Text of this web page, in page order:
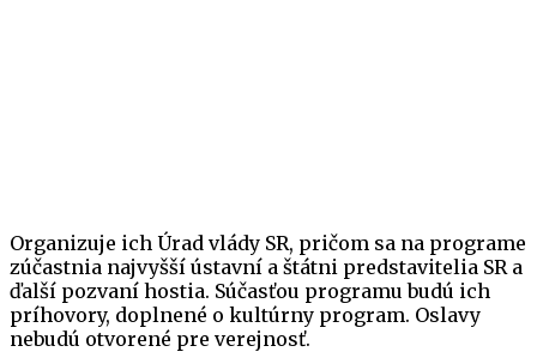
Organizuje ich Úrad vlády SR, pričom sa na programe
zúčastnia najvyšší ústavní a štátni predstavitelia SR a
ďalší pozvaní hostia. Súčasťou programu budú ich
príhovory, doplnené o kultúrny program. Oslavy
nebudú otvorené pre verejnosť.